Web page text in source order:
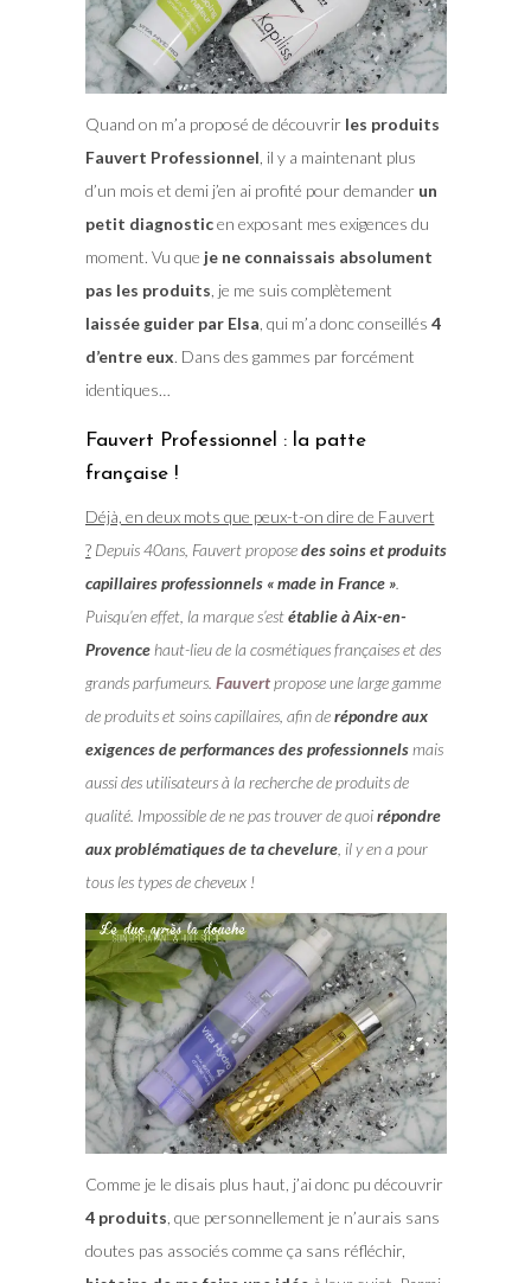
Quand on m’a proposé de découvrir les produits
Fauvert Professionnel , il y a maintenant plus
d’un mois et demi j’en ai profité pour demanderun
petit diagnosticen exposant mes exigences du
moment. Vu que je ne connaissais absolument
pas les produits , je me suis complètement
laissée guider par Elsa , qui m’a donc conseillés 4
d’entre eux. Dans des gammes par forcément
identiques…
Fauvert Professionnel : la patte
française !
Déjà, en deux mots que peux-t-on dire de Fauvert
? Depuis 40ans, Fauvert proposedes soins et produits
capillaires professionnels « made in France ».
Puisqu’en effet, la marque s’estétablie à Aix-en-
Provencehaut-lieu de la cosmétiques françaises et des
grands parfumeurs. Fauvertpropose une large gamme
de produits et soins capillaires, afin derépondre aux
exigences de performances des professionnelsmais
aussi des utilisateurs à la recherche de produits de
qualité. Impossible de ne pas trouver de quoirépondre
aux problématiques de ta chevelure, il y en a pour
tous les types de cheveux !
Comme je le disais plus haut, j’ai donc pu découvrir
4 produits , que personnellement je n’aurais sans
doutes pas associés comme ça sans réfléchir,